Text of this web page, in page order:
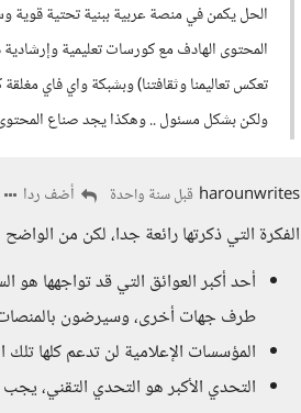
الحل يكمن في منصة عربية ببنية تحتية قوية
المحتوى الهادف مع كورسات تعليمية
تعكس تعاليمنا وثقافتنا) وبشبكة واي فاي
ولكن بشكل مسئول .. وهكذا يجد صناع
harounwrites قبل سنة واحدة أضف ردا
الفكرة التي ذكرتها رائعة جدا، لكن من
أحد أكبر العوائق التي قد تواجهها
طرف جهات أخرى، وسيرضون
المؤسسات الإعلامية لن تدعم كلها
التحدي الأكبر هو التحدي التقني،